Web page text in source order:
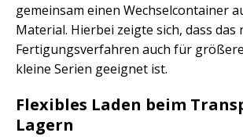
gemeinsam einen Wechselcontainer
Material. Hierbei zeigte sich, dass das
Fertigungsverfahren auch für
kleine Serien geeignet ist.
Flexibles Laden beim
Lagern